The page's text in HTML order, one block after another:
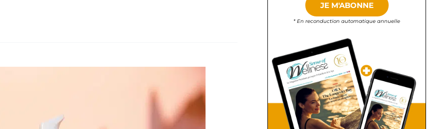
JE M'ABONNE
* En reconduction automatique annuelle